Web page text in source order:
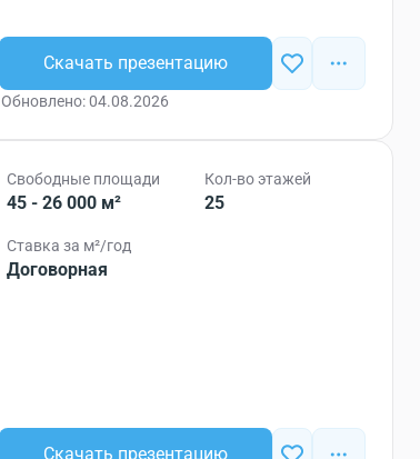
Скачать презентацию
Обновлено: 04.08.2026
Свободные площади
45 - 26 000 м²
Кол-во этажей
25
Ставка за м²/год
Договорная
Скачать презентацию